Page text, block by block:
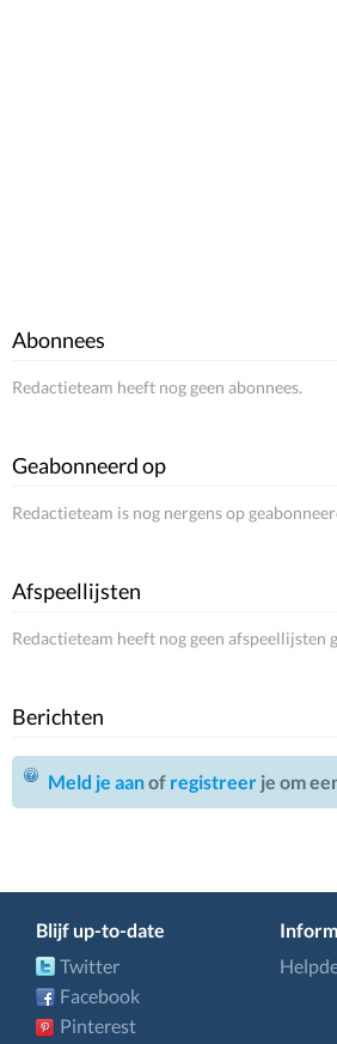
Abonnees
Redactieteam heeft nog geen abonnees.
Geabonneerd op
Redactieteam is nog nergens op
Afspeellijsten
Redactieteam heeft nog geen afspeellijsten
Berichten
Meld je aanof registreer je om
Blijf up-to-date
Twitter
Facebook
Pinterest